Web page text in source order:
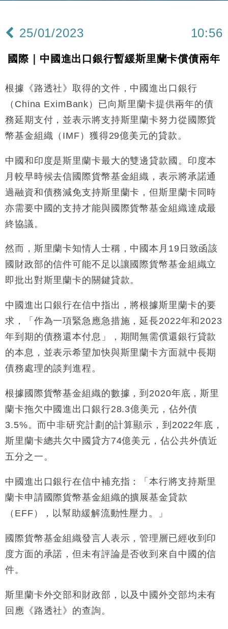
12:44
財經｜日本春季三度入市撐日圓 4月單日斥6.28萬億
11:12
國際｜特朗普料美伊戰事快結束 承認部分彈藥庫存緊
15:59
財經｜SA售股自救後再出手 斥4億美元押注未上市公
18:31
財經｜華僑銀行上半年淨利創新高 中期息增15%至
47仙
17:33
財經｜滙豐上調香港今年GDP預測至4.5% 看好貿易
16:47
本地｜假冒內地執法人員要求交「保證金」 43歲女子
損失近6900萬元
16:05
財經｜日經失守6.5萬點後回穩 全周仍升近2%
15:47
粦接任
15:11
財經｜韓股反覆波動收跌 連挫7周創逾3年最長跌勢
13:44
財經｜內地7月美元計價出口增近24%勝預期 貿易順
差達1125億美元
日圓干預創新高
11:12
國際｜特朗普料美伊戰事快結束 承認部分彈藥庫存緊
張
財經｜SA售股自救後再出手 斥4億美元押注未上市公
司
25/01/2023 10:56
國際｜中國進出口銀行暫緩斯里蘭卡償債兩年
根據《路透社》取得的文件，中國進出口銀行
（China EximBank）已向斯里蘭卡提供兩年的債
務延期支付，並表示將支持斯里蘭卡努力從國際貨
幣基金組織（IMF）獲得29億美元的貸款。
中國和印度是斯里蘭卡最大的雙邊貸款國。印度本
月較早時候去信國際貨幣基金組織，表示將承諾通
過融資和債務減免支持斯里蘭卡，但斯里蘭卡同時
亦需要中國的支持才能與國際貨幣基金組織達成最
終協議。
然而，斯里蘭卡知情人士稱，中國本月19日致函該
國財政部的信件可能不足以讓國際貨幣基金組織立
即批出對斯里蘭卡的關鍵貸款。
中國進出口銀行在信中指出，將根據斯里蘭卡的要
求，「作為一項緊急應急措施，延長2022年和2023
年到期的債務還本付息」，期間無需償還銀行貸款
的本息，並表示希望加快與斯里蘭卡方面就中長期
債務處理的談判進程。
根據國際貨幣基金組織的數據，到2020年底，斯里
蘭卡拖欠中國進出口銀行28.3億美元，佔外債
3.5%。而中非研究計劃的計算顯示，到2022年底，
斯里蘭卡總共欠中國貸方74億美元，佔公共外債近
五分之一。
中國進出口銀行在信中補充指：「本行將支持斯里
蘭卡申請國際貨幣基金組織的擴展基金貸款
（EFF），以幫助緩解流動性壓力。」
國際貨幣基金組織發言人表示，管理層已經收到印
度方面的承諾，但未有評論是否收到來自中國的信
件。
斯里蘭卡外交部和財政部，以及中國外交部均未有
回應《路透社》的查詢。